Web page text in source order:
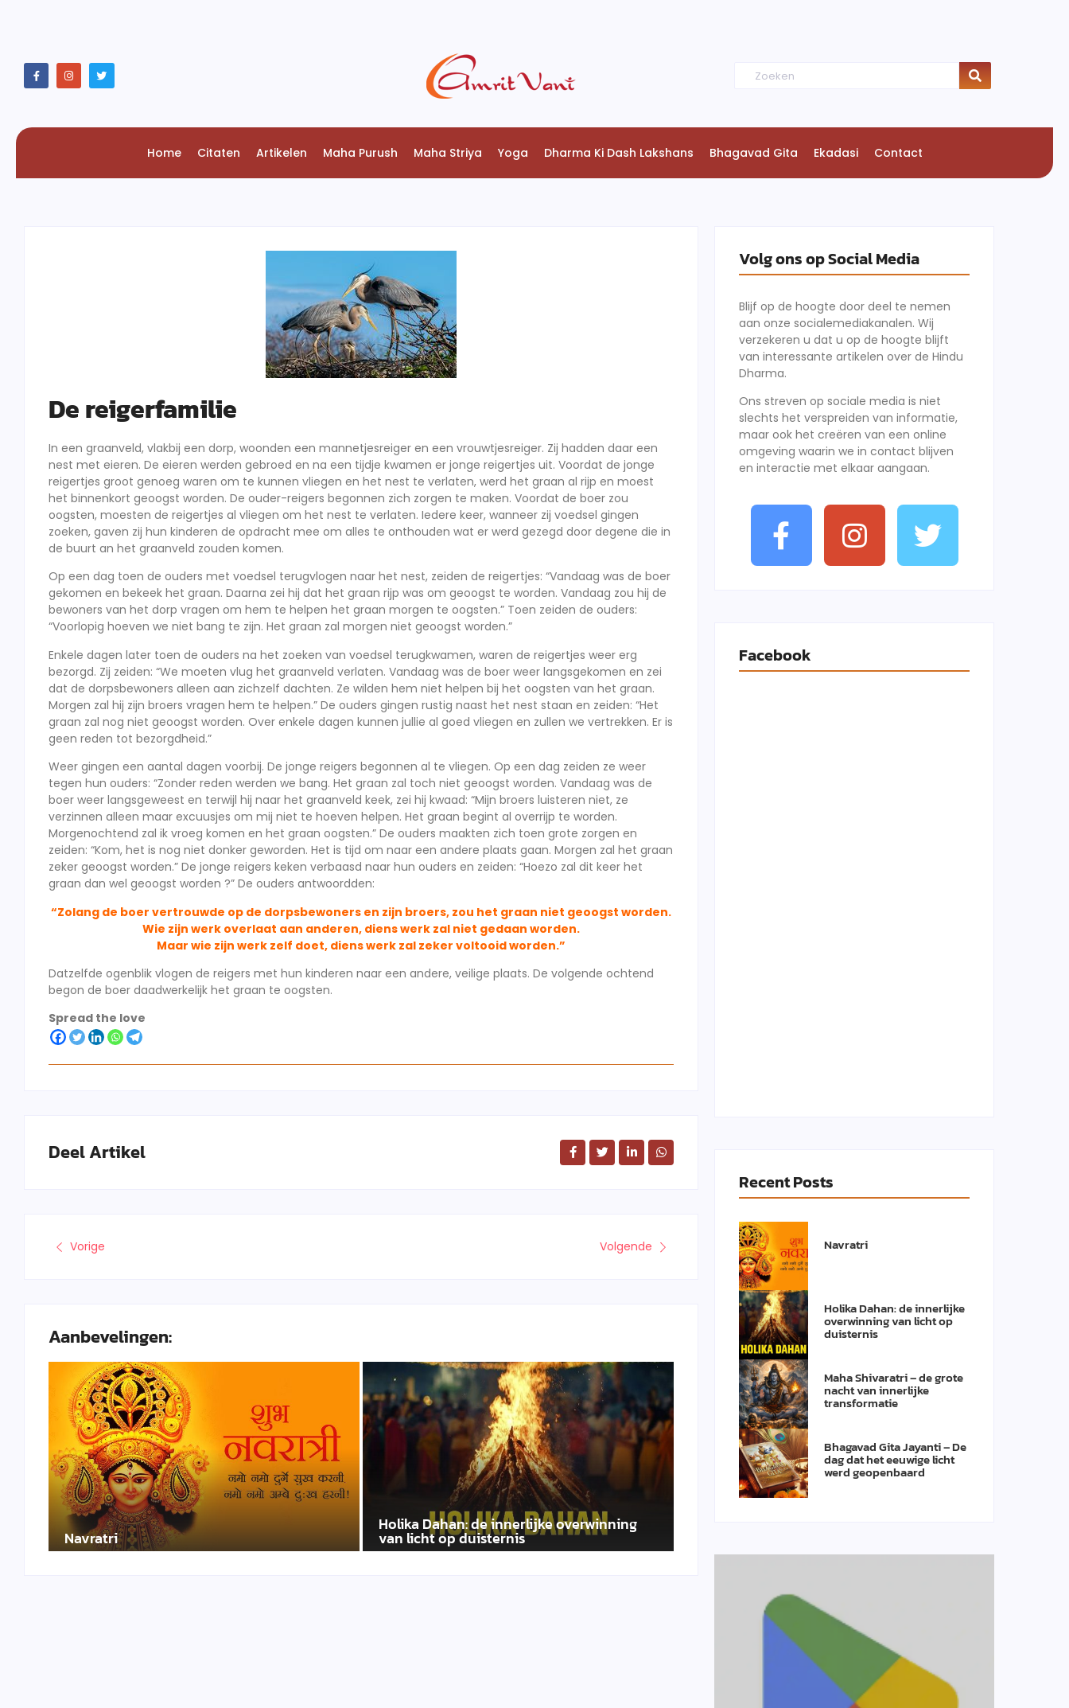
Home Citaten Artikelen Maha Purush Maha Striya Yoga Dharma Ki Dash Lakshans Bhagavad Gita Ekadasi Contact
De reigerfamilie
In een graanveld, vlakbij een dorp, woonden een mannetjesreiger en een vrouwtjesreiger. Zij hadden daar een
nest met eieren. De eieren werden gebroed en na een tijdje kwamen er jonge reigertjes uit. Voordat de jonge
reigertjes groot genoeg waren om te kunnen vliegen en het nest te verlaten, werd het graan al rijp en moest
het binnenkort geoogst worden. De ouder-reigers begonnen zich zorgen te maken. Voordat de boer zou
oogsten, moesten de reigertjes al vliegen om het nest te verlaten. Iedere keer, wanneer zij voedsel gingen
zoeken, gaven zij hun kinderen de opdracht mee om alles te onthouden wat er werd gezegd door degene die in
de buurt an het graanveld zouden komen.
Op een dag toen de ouders met voedsel terugvlogen naar het nest, zeiden de reigertjes: “Vandaag was de boer
gekomen en bekeek het graan. Daarna zei hij dat het graan rijp was om geoogst te worden. Vandaag zou hij de
bewoners van het dorp vragen om hem te helpen het graan morgen te oogsten.” Toen zeiden de ouders:
“Voorlopig hoeven we niet bang te zijn. Het graan zal morgen niet geoogst worden.”
Enkele dagen later toen de ouders na het zoeken van voedsel terugkwamen, waren de reigertjes weer erg
bezorgd. Zij zeiden: “We moeten vlug het graanveld verlaten. Vandaag was de boer weer langsgekomen en zei
dat de dorpsbewoners alleen aan zichzelf dachten. Ze wilden hem niet helpen bij het oogsten van het graan.
Morgen zal hij zijn broers vragen hem te helpen.” De ouders gingen rustig naast het nest staan en zeiden: “Het
graan zal nog niet geoogst worden. Over enkele dagen kunnen jullie al goed vliegen en zullen we vertrekken. Er is
geen reden tot bezorgdheid.”
Weer gingen een aantal dagen voorbij. De jonge reigers begonnen al te vliegen. Op een dag zeiden ze weer
tegen hun ouders: “Zonder reden werden we bang. Het graan zal toch niet geoogst worden. Vandaag was de
boer weer langsgeweest en terwijl hij naar het graanveld keek, zei hij kwaad: “Mijn broers luisteren niet, ze
verzinnen alleen maar excuusjes om mij niet te hoeven helpen. Het graan begint al overrijp te worden.
Morgenochtend zal ik vroeg komen en het graan oogsten.” De ouders maakten zich toen grote zorgen en
zeiden: “Kom, het is nog niet donker geworden. Het is tijd om naar een andere plaats gaan. Morgen zal het graan
zeker geoogst worden.” De jonge reigers keken verbaasd naar hun ouders en zeiden: “Hoezo zal dit keer het
graan dan wel geoogst worden ?” De ouders antwoordden:
“Zolang de boer vertrouwde op de dorpsbewoners en zijn broers, zou het graan niet geoogst worden.
Wie zijn werk overlaat aan anderen, diens werk zal niet gedaan worden.
Maar wie zijn werk zelf doet, diens werk zal zeker voltooid worden.”
Datzelfde ogenblik vlogen de reigers met hun kinderen naar een andere, veilige plaats. De volgende ochtend
begon de boer daadwerkelijk het graan te oogsten.
Spread the love
Deel Artikel
Vorige Volgende
Aanbevelingen:
Navratri
Holika Dahan: de innerlijke overwinning
van licht op duisternis
Volg ons op Social Media
Blijf op de hoogte door deel te nemen
aan onze socialemediakanalen. Wij
verzekeren u dat u op de hoogte blijft
van interessante artikelen over de Hindu
Dharma.
Ons streven op sociale media is niet
slechts het verspreiden van informatie,
maar ook het creëren van een online
omgeving waarin we in contact blijven
en interactie met elkaar aangaan.
Facebook
Recent Posts
Navratri
Holika Dahan: de innerlijke
overwinning van licht op
duisternis
Maha Shivaratri – de grote
nacht van innerlijke
transformatie
Bhagavad Gita Jayanti – De
dag dat het eeuwige licht
werd geopenbaard